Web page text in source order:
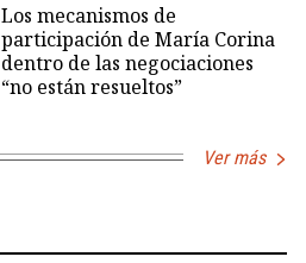
Los mecanismos de
participación de María Corina
dentro de las negociaciones
“no están resueltos”
Ver más